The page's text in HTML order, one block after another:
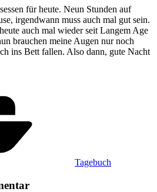
für heute. Neun Stunden auf
irgendwann muss auch mal gut sein.
auch mal wieder seit Langem Age
brauchen meine Augen nur noch
ins Bett fallen. Also dann, gute Nacht
Tagebuch